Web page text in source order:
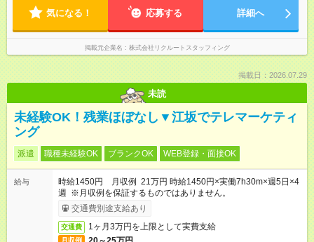
気になる！ 応募する 詳細へ
掲載元企業名 株式会社リクルートスタッフィング
掲載日：2026.07.29
未読
未経験OK！残業ほぼなし▼江坂でテレマーケティ
ング
派遣 職種未経験OK ブランクOK WEB登録・面接OK
給与
時給1450円 月収例 21万円 時給1450円×実働7h30m×週5日×4
週 ※月収例を保証するものではありません。
交通費別途支給あり
交通費 1ヶ月3万円を上限として実費支給
月収例